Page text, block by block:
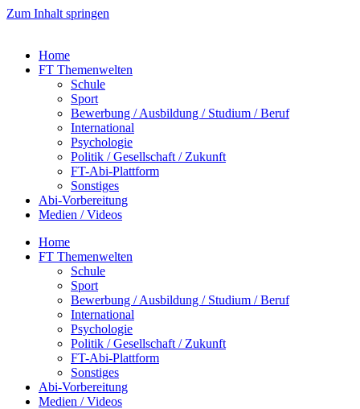
Zum Inhalt springen
Home
FT Themenwelten
Schule
Sport
Bewerbung / Ausbildung / Studium / Beruf
International
Psychologie
Politik / Gesellschaft / Zukunft
FT-Abi-Plattform
Sonstiges
Abi-Vorbereitung
Medien / Videos
Home
FT Themenwelten
Schule
Sport
Bewerbung / Ausbildung / Studium / Beruf
International
Psychologie
Politik / Gesellschaft / Zukunft
FT-Abi-Plattform
Sonstiges
Abi-Vorbereitung
Medien / Videos